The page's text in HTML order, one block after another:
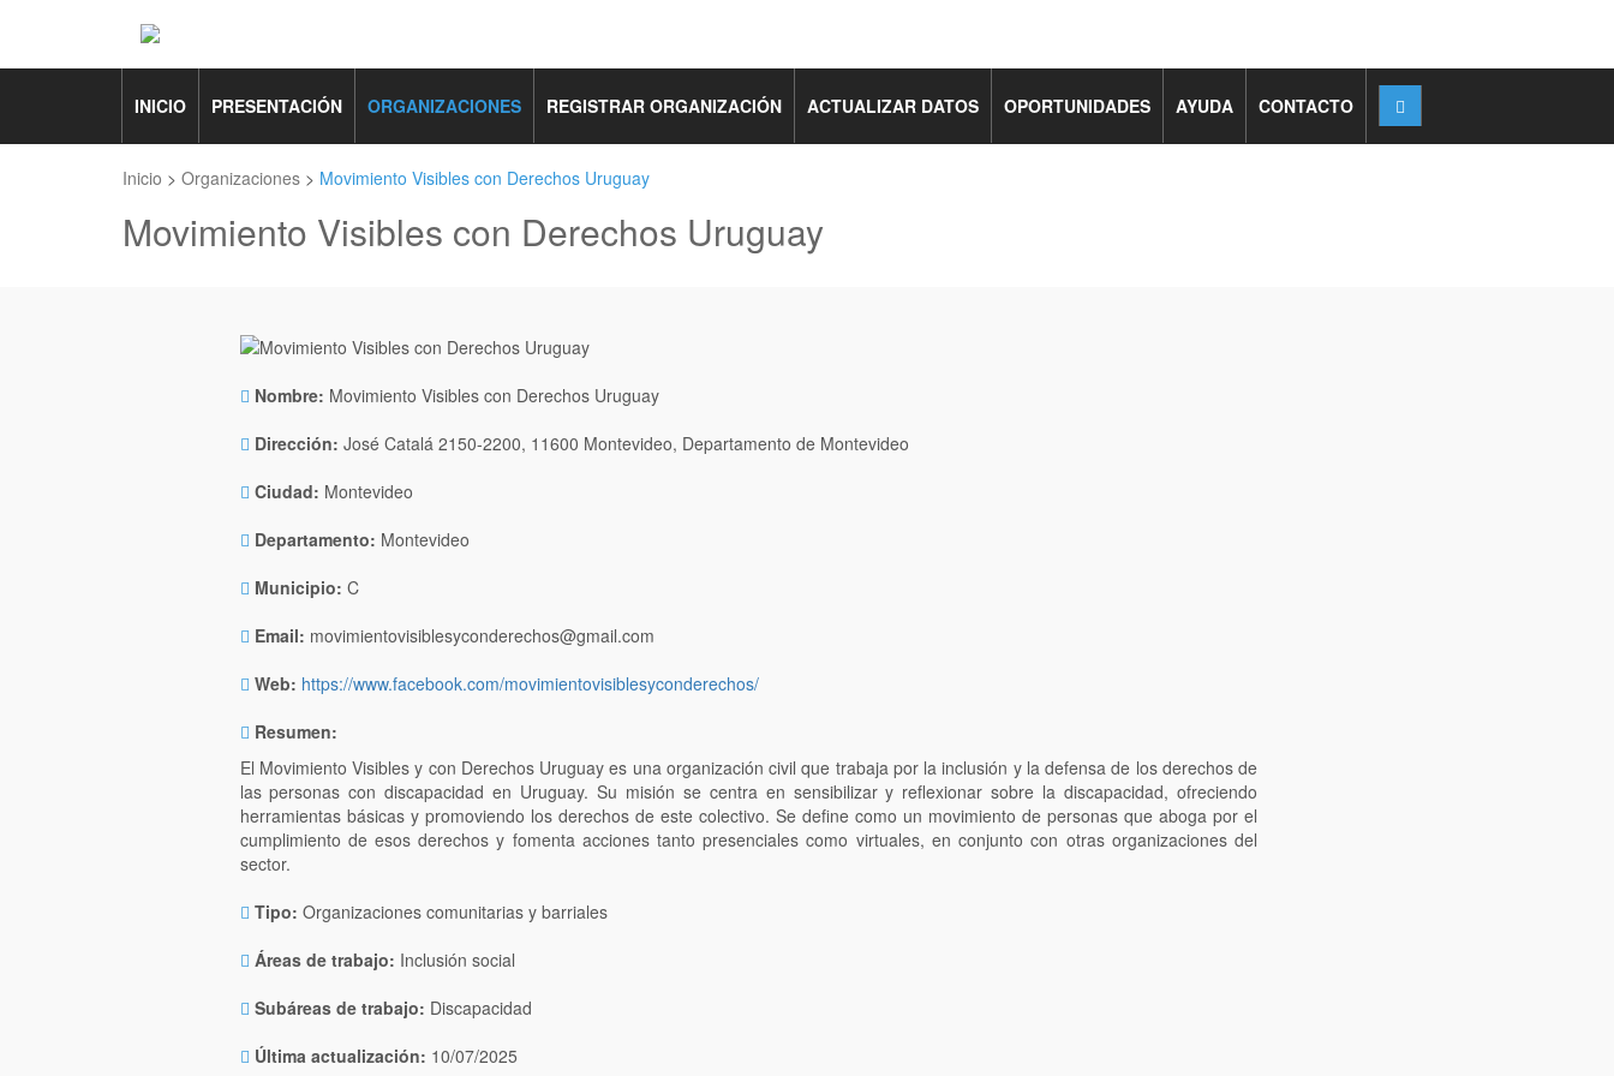
INICIO PRESENTACIÓN ORGANIZACIONES REGISTRAR ORGANIZACIÓN ACTUALIZAR DATOS OPORTUNIDADES AYUDA CONTACTO
Inicio > Organizaciones > Movimiento Visibles con Derechos Uruguay
Movimiento Visibles con Derechos Uruguay
Nombre: Movimiento Visibles con Derechos Uruguay
Dirección: José Catalá 2150-2200, 11600 Montevideo, Departamento de Montevideo
Ciudad: Montevideo
Departamento: Montevideo
Municipio: C
Email: movimientovisiblesyconderechos@gmail.com
Web: https://www.facebook.com/movimientovisiblesyconderechos/
Resumen:
El Movimiento Visibles y con Derechos Uruguay es una organización civil que trabaja por la inclusión y la defensa de los derechos de
las personas con discapacidad en Uruguay. Su misión se centra en sensibilizar y reflexionar sobre la discapacidad, ofreciendo
herramientas básicas y promoviendo los derechos de este colectivo. Se define como un movimiento de personas que aboga por el
cumplimiento de esos derechos y fomenta acciones tanto presenciales como virtuales, en conjunto con otras organizaciones del
sector.
Tipo: Organizaciones comunitarias y barriales
Áreas de trabajo: Inclusión social
Subáreas de trabajo: Discapacidad
Última actualización: 10/07/2025